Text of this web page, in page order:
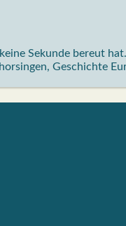
Sekunde bereut
Geschichte